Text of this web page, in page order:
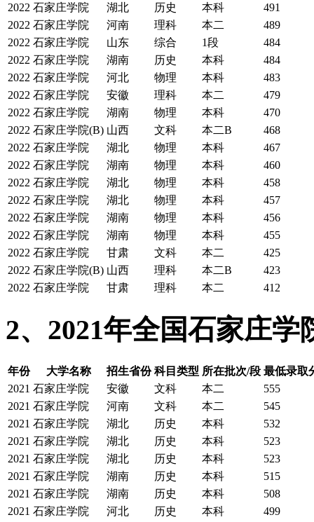
2022 石家庄学院 湖北 历史 本科
491
2022 石家庄学院 河南 理科 本二
489
2022 石家庄学院 山东 综合 1段
484
2022 石家庄学院 湖南 历史 本科
484
2022 石家庄学院 河北 物理 本科
483
2022 石家庄学院 安徽 理科 本二
479
2022 石家庄学院 湖南 物理 本科
470
2022 石家庄学院(B) 山西 文科 本二B
468
2022 石家庄学院 湖北 物理 本科
467
2022 石家庄学院 湖南 物理 本科
460
2022 石家庄学院 湖北 物理 本科
458
2022 石家庄学院 湖北 物理 本科
457
2022 石家庄学院 湖南 物理 本科
456
2022 石家庄学院 湖南 物理 本科
455
2022 石家庄学院 甘肃 文科 本二
425
2022 石家庄学院(B) 山西 理科 本二B
423
2022 石家庄学院 甘肃 理科 本二 412
2、2021年全国石家庄学
年份 大学名称 招生省份 科目类型 所在批次/段 最低录取
2021 石家庄学院 安徽 文科 本二
555
2021 石家庄学院 河南 文科 本二
545
2021 石家庄学院 湖北 历史 本科
532
2021 石家庄学院 湖北 历史 本科
523
2021 石家庄学院 湖北 历史 本科
523
2021 石家庄学院 湖南 历史 本科
515
2021 石家庄学院 湖南 历史 本科
508
2021 石家庄学院 河北 历史 本科
499